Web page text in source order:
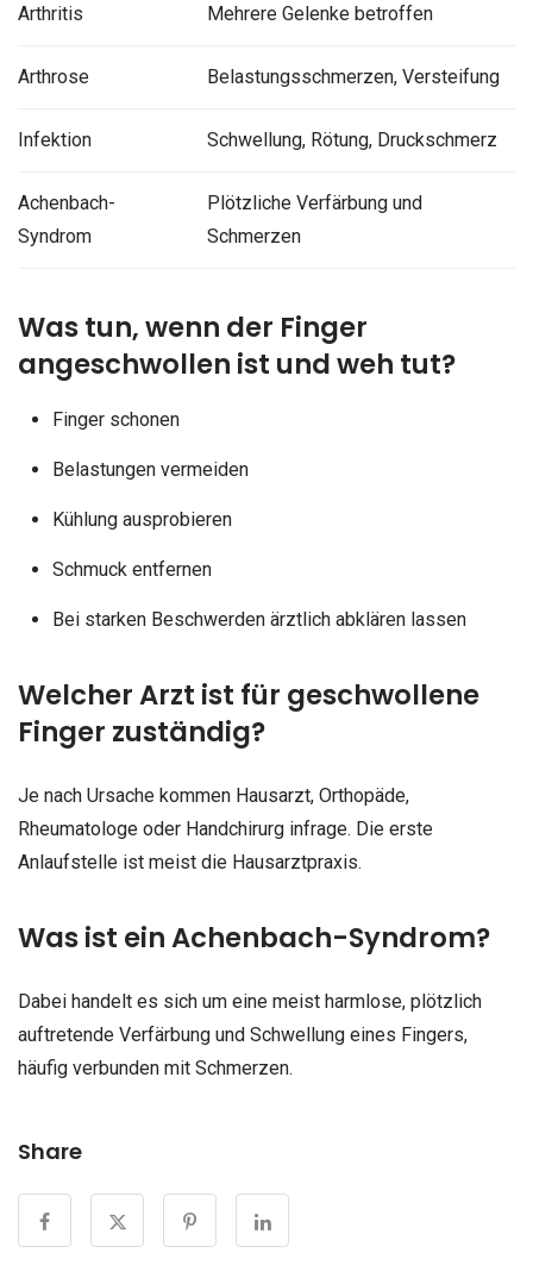
Arthritis Mehrere Gelenke betroffen
Arthrose Belastungsschmerzen, Versteifung
Infektion Schwellung, Rötung, Druckschmerz
Achenbach-
Syndrom
Plötzliche Verfärbung und
Schmerzen
Was tun, wenn der Finger
angeschwollen ist und weh tut?
Finger schonen
Belastungen vermeiden
Kühlung ausprobieren
Schmuck entfernen
Bei starken Beschwerden ärztlich abklären lassen
Welcher Arzt ist für geschwollene
Finger zuständig?
Je nach Ursache kommen Hausarzt, Orthopäde,
Rheumatologe oder Handchirurg infrage. Die erste
Anlaufstelle ist meist die Hausarztpraxis.
Was ist ein Achenbach-Syndrom?
Dabei handelt es sich um eine meist harmlose, plötzlich
auftretende Verfärbung und Schwellung eines Fingers,
häufig verbunden mit Schmerzen.
Share